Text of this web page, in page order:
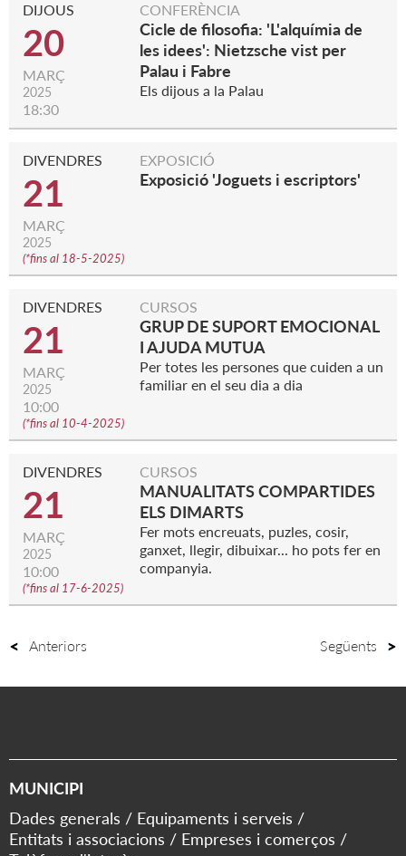
DIJOUS
20
MARÇ
2025
18:30
CONFERÈNCIA
Cicle de filosofia: 'L'alquímia de
les idees': Nietzsche vist per
Palau i Fabre
Els dijous a la Palau
DIVENDRES
21
MARÇ
2025
(*fins al 18-5-2025)
EXPOSICIÓ
Exposició 'Joguets i escriptors'
DIVENDRES
21
MARÇ
2025
10:00
(*fins al 10-4-2025)
CURSOS
GRUP DE SUPORT EMOCIONAL
I AJUDA MUTUA
Per totes les persones que cuiden a un
familiar en el seu dia a dia
DIVENDRES
21
MARÇ
2025
10:00
(*fins al 17-6-2025)
CURSOS
MANUALITATS COMPARTIDES
ELS DIMARTS
Fer mots encreuats, puzles, cosir,
ganxet, llegir, dibuixar... ho pots fer en
companyia.
Anteriors Següents
MUNICIPI
Dades generals
Equipaments i serveis
Entitats i associacions
Empreses i comerços